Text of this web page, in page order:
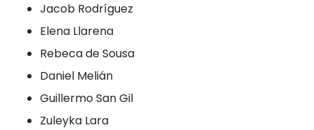
Jacob Rodríguez
Elena Llarena
Rebeca de Sousa
Daniel Melián
Guillermo San Gil
Zuleyka Lara